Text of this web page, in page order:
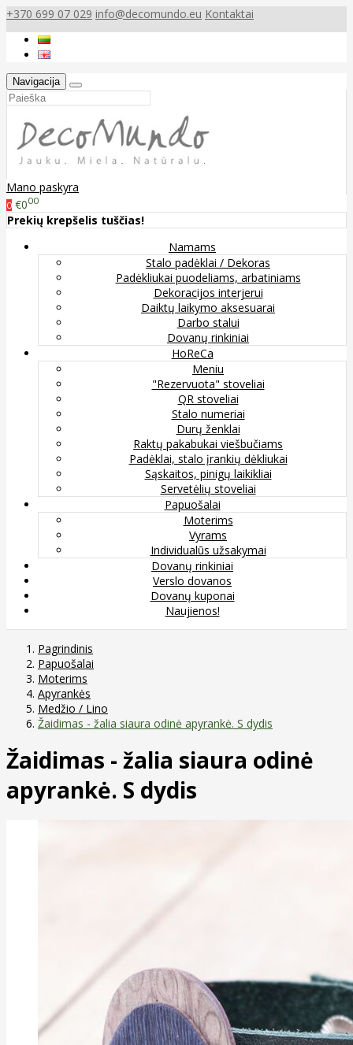
+370 699 07 029 info@decomundo.eu Kontaktai
Navigacija
Mano paskyra
0 €000
Prekių krepšelis tuščias!
Namams
Stalo padėklai / Dekoras
Padėkliukai puodeliams, arbatiniams
Dekoracijos interjerui
Daiktų laikymo aksesuarai
Darbo stalui
Dovanų rinkiniai
HoReCa
Meniu
"Rezervuota" stoveliai
QR stoveliai
Stalo numeriai
Durų ženklai
Raktų pakabukai viešbučiams
Padėklai, stalo įrankių dėkliukai
Sąskaitos, pinigų laikikliai
Servetėlių stoveliai
Papuošalai
Moterims
Vyrams
Individualūs užsakymai
Dovanų rinkiniai
Verslo dovanos
Dovanų kuponai
Naujienos!
Pagrindinis
Papuošalai
Moterims
Apyrankės
Medžio / Lino
Žaidimas - žalia siaura odinė apyrankė. S dydis
Žaidimas - žalia siaura odinė
apyrankė. S dydis